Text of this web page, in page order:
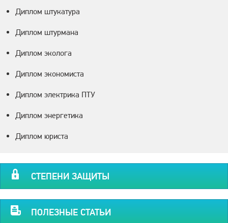
Диплом штукатура
Диплом штурмана
Диплом эколога
Диплом экономиста
Диплом электрика ПТУ
Диплом энергетика
Диплом юриста
СТЕПЕНИ ЗАЩИТЫ
ПОЛЕЗНЫЕ СТАТЬИ